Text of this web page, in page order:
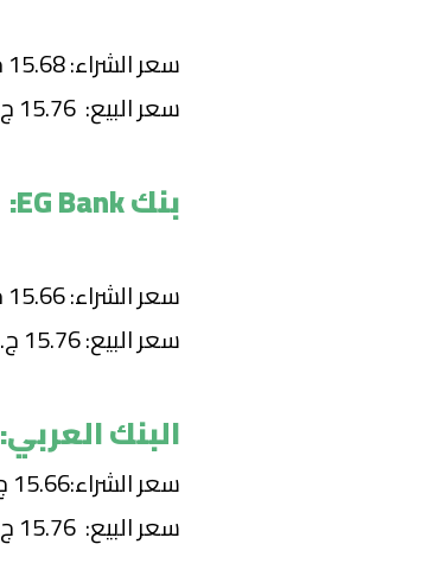
سعر الشراء: 15.68 ج.م
سعر البيع: 15.76 ج.م
بنك EG Bank:
سعر الشراء: 15.66 ج.م
سعر البيع: 15.76 ج.م
البنك العربي:
سعر الشراء:15.66 ج.م
سعر البيع: 15.76 ج.م